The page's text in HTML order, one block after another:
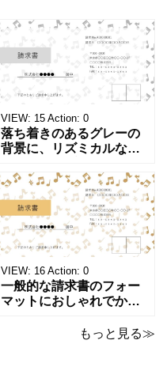
表になります。 A4横型サ
イズの無料テンプレート
で、Excel・Wo
VIEW: 15 Action: 0
落ち着きのあるグレーの
背景に、リズミカルな音
が浮かぶ、シンプルでス
タイリッシュな請求書テ
ンプレートです。シック
で洗練されたモノトーン
調のカラーは、モノクロ
印刷、FAX送信にも使え
るデザインです。 大人の
音楽教室やプライ
VIEW: 16 Action: 0
一般的な請求書のフォー
マットにおしゃれでかわ
請求書のテンプレートで
もっと見る≫